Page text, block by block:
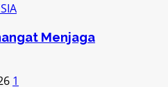
Menjaga
1